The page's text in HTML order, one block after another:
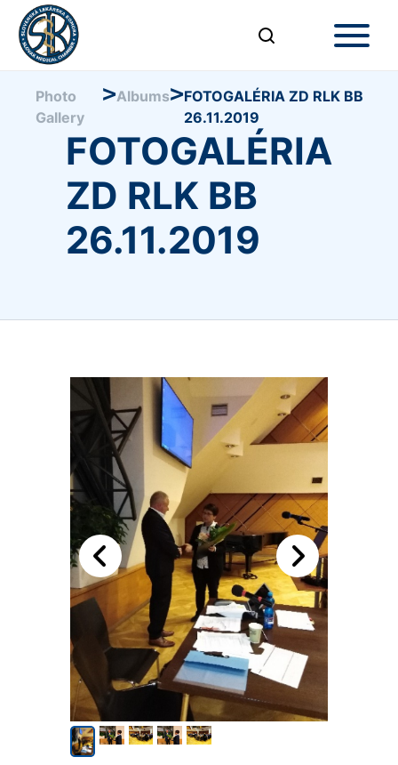
Photo
Gallery
>Albums>FOTOGALÉRIA ZD RLK BB
26.11.2019
FOTOGALÉRIA
ZD RLK BB
26.11.2019